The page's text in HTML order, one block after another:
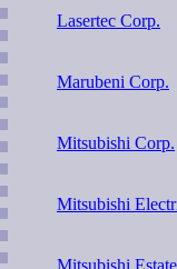
Lasertec Corp.
Marubeni Corp.
Mitsubishi Corp.
Mitsubishi
Mitsubishi Estate